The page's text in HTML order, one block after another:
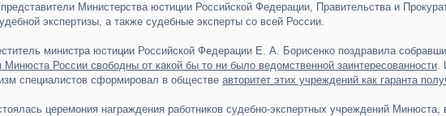
Министерства юстиции Российской Федерации, Правительства и
экспертизы, а также судебные эксперты со всей России.
министра юстиции Российской Федерации Е. А. Борисенко поздравила
Минюста России свободны от какой бы то ни было ведомственной заинтересованности.
специалистов сформировал в обществе авторитет этих учреждений как гаранта
церемония награждения работников судебно-экспертных учреждений